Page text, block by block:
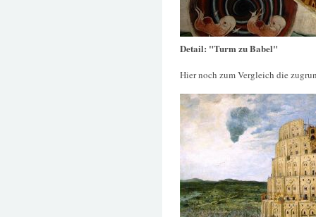
Detail: "Turm zu Babel"
Hier noch zum Vergleich die